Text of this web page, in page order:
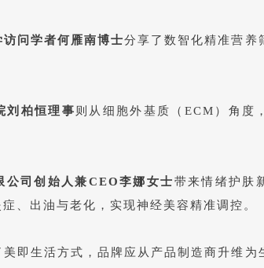
问学者何雁南博士分享了数智化精准营养
刘柏恒理事则从细胞外基质（ECM）角度
公司创始人兼CEO李娜女士带来情绪护肤
、出油与老化，实现神经美容精准调控。
美即生活方式，品牌应从产品制造商升维为